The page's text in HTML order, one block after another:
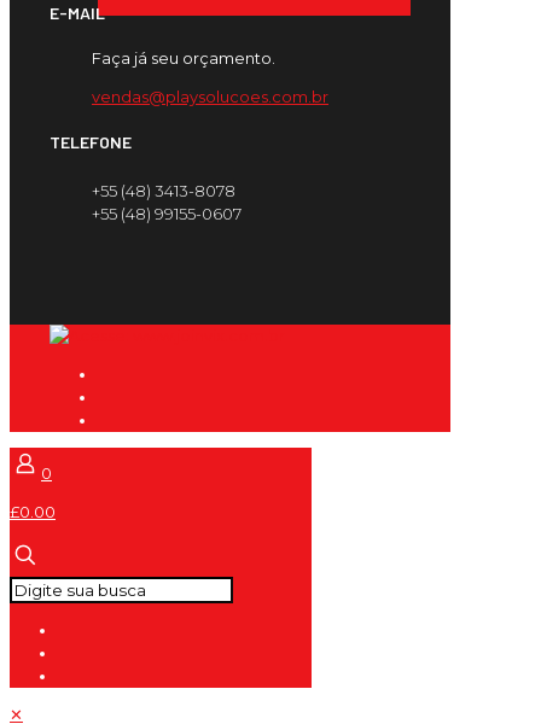
E-MAIL
Faça já seu orçamento.
vendas@playsolucoes.com.br
TELEFONE
+55 (48) 3413-8078
+55 (48) 99155-0607
0
£0.00
✕